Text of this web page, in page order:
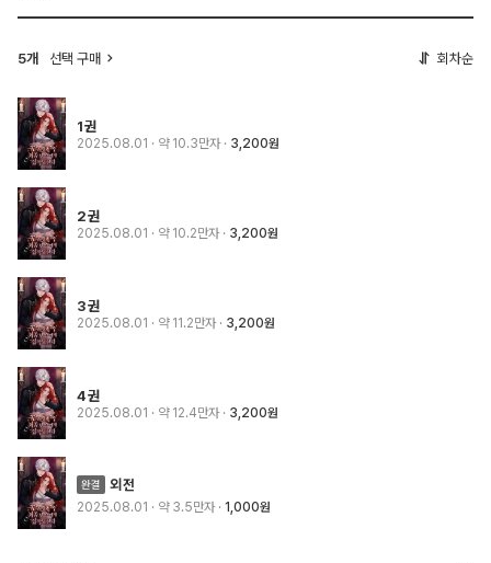
5개 선택 구매 회차순
1권
2025.08.01 · 약 10.3만자 3,200원
2권
2025.08.01 · 약 10.2만자 3,200원
3권
2025.08.01 · 약 11.2만자 3,200원
4권
2025.08.01 · 약 12.4만자 3,200원
외전
2025.08.01 · 약 3.5만자 1,000원